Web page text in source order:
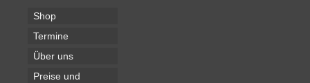
Shop
Termine
Über uns
Preise und